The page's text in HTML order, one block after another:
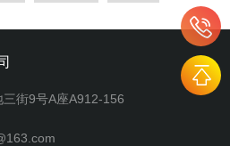
街9号A座A912-156